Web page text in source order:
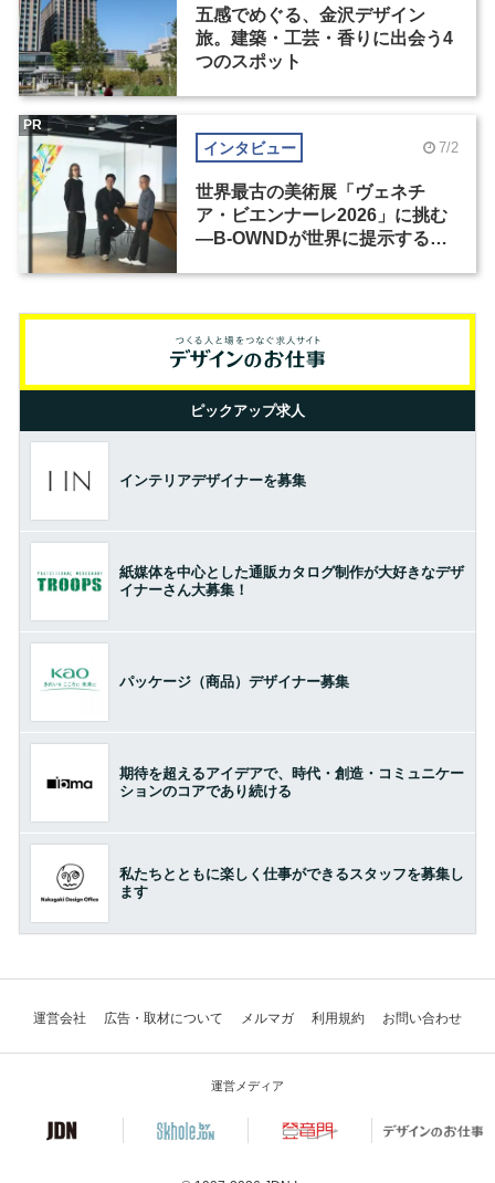
五感でめぐる、金沢デザイン
旅。建築・工芸・香りに出会う4
つのスポット
インタビュー 7/2
世界最古の美術展「ヴェネチ
ア・ビエンナーレ2026」に挑む
―B-OWNDが世界に提示する美
PR
ピックアップ求人
インテリアデザイナーを募集
紙媒体を中心とした通販カタログ制作が大好きなデザ
イナーさん大募集！
パッケージ（商品）デザイナー募集
期待を超えるアイデアで、時代・創造・コミュニケー
ションのコアであり続ける
私たちとともに楽しく仕事ができるスタッフを募集し
ます
運営会社 広告・取材について メルマガ 利用規約 お問い合わせ
運営メディア